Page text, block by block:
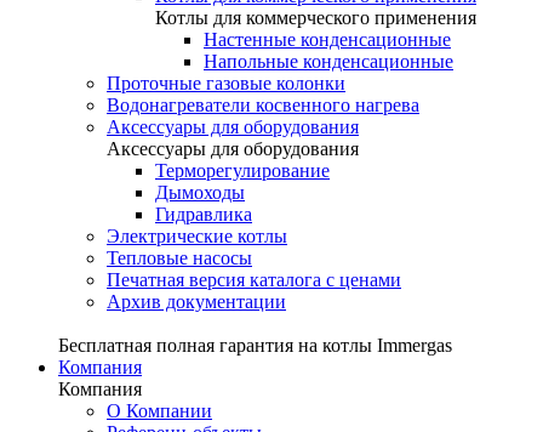
Котлы для коммерческого применения
Настенные конденсационные
Напольные конденсационные
Проточные газовые колонки
Водонагреватели косвенного нагрева
Аксессуары для оборудования
Аксессуары для оборудования
Терморегулирование
Дымоходы
Гидравлика
Электрические котлы
Тепловые насосы
Печатная версия каталога с ценами
Архив документации
Бесплатная полная гарантия на котлы Immergas
Компания
Компания
О Компании